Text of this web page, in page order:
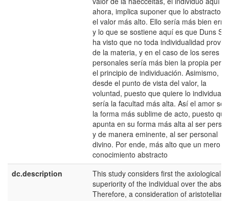
ahora, implica suponer que lo abstracto
el valor más alto. Ello sería más bien
y lo que se sostiene aquí es que Duns
ha visto que no toda individualidad
de la materia, y en el caso de los seres
personales sería más bien la propia
el principio de individuación. Asimismo,
desde el punto de vista del valor, la
voluntad, puesto que quiere lo individual,
sería la facultad más alta. Así el amor
la forma más sublime de acto, puesto que
apunta en su forma más alta al ser
y de manera eminente, al ser personal
divino. Por ende, más alto que un mero
conocimiento abstracto
dc.description
This study considers first the axiological
superiority of the individual over the
Therefore, a consideration of aristotelian